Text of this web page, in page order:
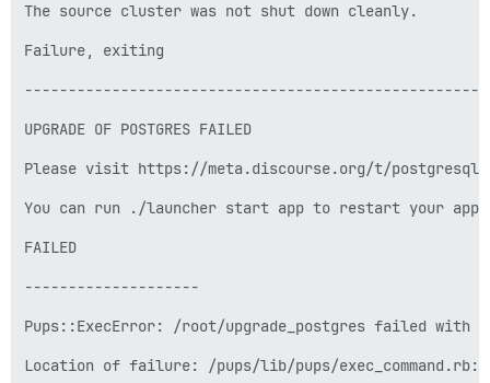
The source cluster was not shut down cleanly.
Failure, exiting
UPGRADE OF POSTGRES FAILED
Please visit https://meta.discourse.org/t/postgresql-
You can run ./launcher start app to restart your app
FAILED
--------------------
Pups::ExecError: /root/upgrade_postgres failed with
Location of failure: /pups/lib/pups/